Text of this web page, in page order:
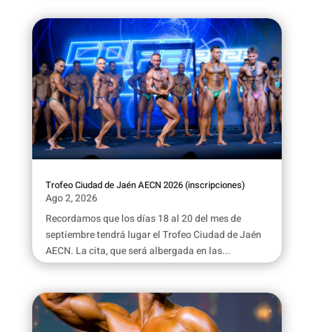
Trofeo Ciudad de Jaén AECN 2026 (inscripciones)
Ago 2, 2026
Recordamos que los días 18 al 20 del mes de
septiembre tendrá lugar el Trofeo Ciudad de Jaén
AECN. La cita, que será albergada en las...